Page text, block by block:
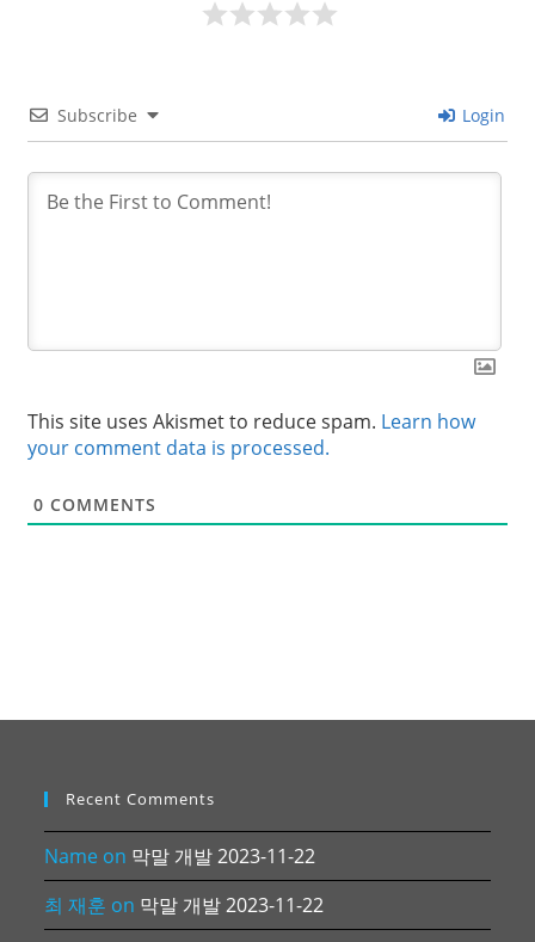
Subscribe Login
This site uses Akismet to reduce spam. Learn how
your comment data is processed.
0 COMMENTS
Recent Comments
Name on 막말 개발 2023-11-22
최 재훈 on 막말 개발 2023-11-22